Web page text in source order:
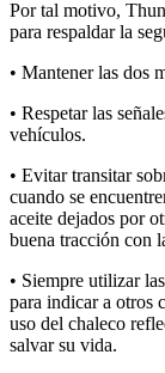
Por tal motivo,
para respaldar la
• Mantener las dos
• Respetar las
vehículos.
• Evitar transitar
cuando se
aceite dejados por
buena tracción con
• Siempre utilizar
para indicar a otros
uso del chaleco
salvar su vida.